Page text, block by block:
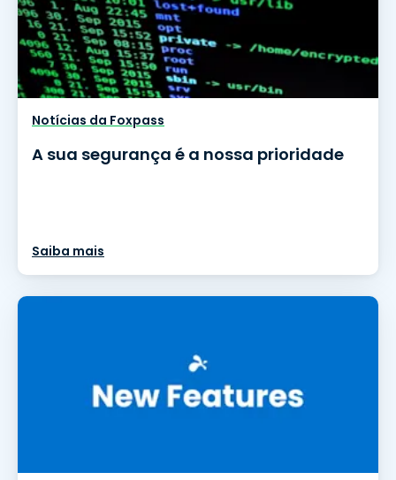
Notícias da Foxpass
A sua segurança é a nossa prioridade
Saiba mais